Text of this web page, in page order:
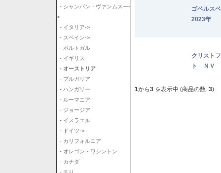
- シャンパン・ヴァンムスー-
>
- イタリア->
- スペイン->
- ポルトガル
- イギリス
- オーストリア
- ブルガリア
- ハンガリー
- ルーマニア
- ジョージア
- イスラエル
- ドイツ->
- カリフォルニア
- オレゴン・ワシントン
- カナダ
ゴベルス
2023年
クリスト
ト ＮＶ
1から3 を表示中 (商品の数: 3)